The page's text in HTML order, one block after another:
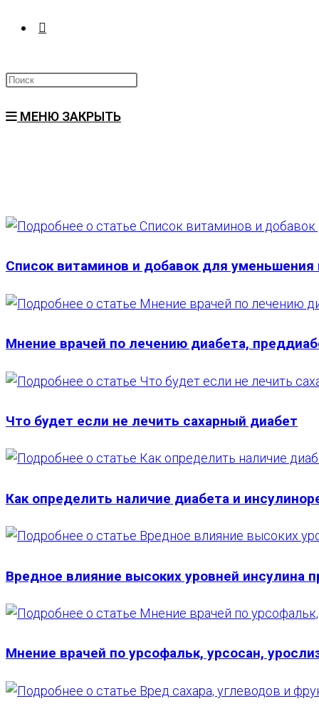
ПЕРЕКЛЮЧИТЬ
ПОИСК
МЕНЮ ЗАКРЫТЬ
Список витаминов и добавок для уменьшения
Мнение врачей по лечению диабета,
Что будет если не лечить сахарный диабет
Как определить наличие диабета и
Вредное влияние высоких уровней инсулина
Мнение врачей по урсофальк, урсосан,